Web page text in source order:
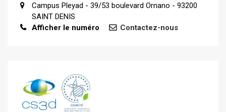
Campus Pleyad - 39/53 boulevard Ornano - 93200
SAINT DENIS
Afficher le numéro
Contactez-nous